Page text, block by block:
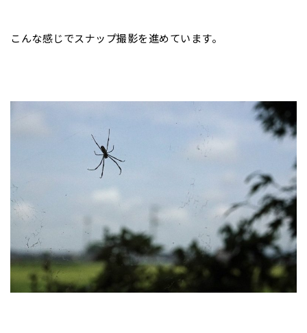
こんな感じでスナップ撮影を進めています。